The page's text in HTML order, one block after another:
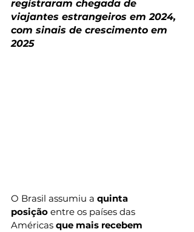
registraram chegada de
viajantes estrangeiros em 2024,
com sinais de crescimento em
2025
O Brasil assumiu a quinta
posição entre os países das
Américas que mais recebem